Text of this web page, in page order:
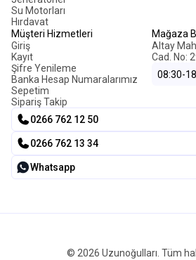
Su Motorları
Hırdavat
Müşteri Hizmetleri
Giriş
Kayıt
Şifre Yenileme
Banka Hesap Numaralarımız
Sepetim
Sipariş Takip
Mağaza
Altay
Cad. No:
08:30-
0266 762 12 50
0266 762 13 34
Whatsapp
© 2026 Uzunoğulları. Tüm